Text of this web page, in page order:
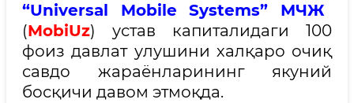
“Universal Mobile Systems” МЧЖ
(MobiUz) устав капиталидаги 100
фоиз давлат улушини халқаро очиқ
савдо жараёнларининг якуний
босқичи давом этмоқда.